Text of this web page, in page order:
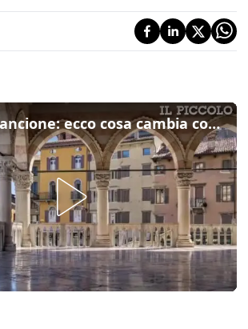
FVG zona arancione: ecco cosa cambia con l'annullamento dell'ordinanza di Fedriga